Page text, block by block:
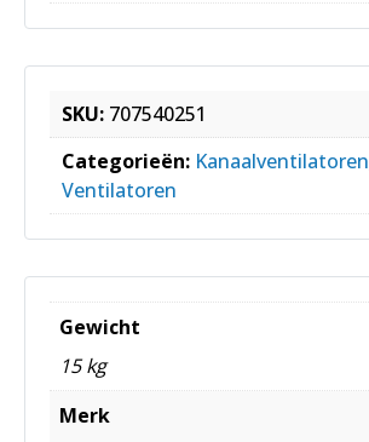
SKU: 707540251
Categorieën: Kanaalventilatoren
Ventilatoren
Gewicht
15 kg
Merk